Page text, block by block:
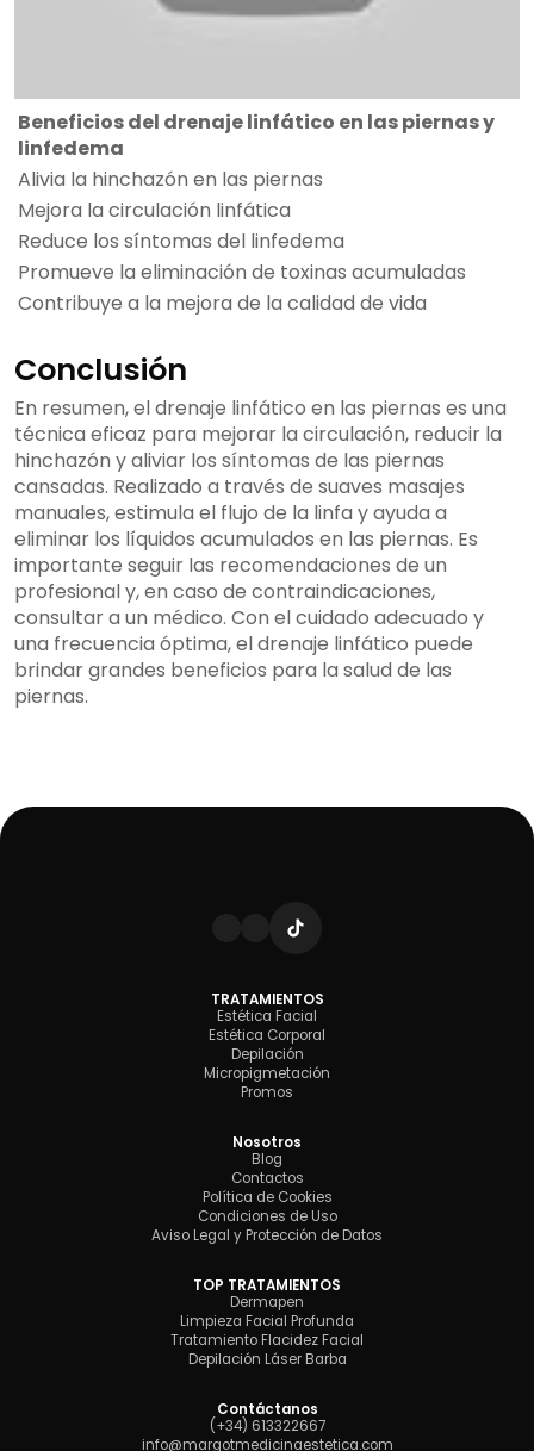
Beneficios del drenaje linfático en las piernas y
linfedema
Alivia la hinchazón en las piernas
Mejora la circulación linfática
Reduce los síntomas del linfedema
Promueve la eliminación de toxinas acumuladas
Contribuye a la mejora de la calidad de vida
Conclusión
En resumen, el drenaje linfático en las piernas es una
técnica eficaz para mejorar la circulación, reducir la
hinchazón y aliviar los síntomas de las piernas
cansadas. Realizado a través de suaves masajes
manuales, estimula el flujo de la linfa y ayuda a
eliminar los líquidos acumulados en las piernas. Es
importante seguir las recomendaciones de un
profesional y, en caso de contraindicaciones,
consultar a un médico. Con el cuidado adecuado y
una frecuencia óptima, el drenaje linfático puede
brindar grandes beneficios para la salud de las
piernas.
TRATAMIENTOS
Estética Facial
Estética Corporal
Depilación
Micropigmetación
Promos
Nosotros
Blog
Contactos
Política de Cookies
Condiciones de Uso
Aviso Legal y Protección de Datos
TOP TRATAMIENTOS
Dermapen
Limpieza Facial Profunda
Tratamiento Flacidez Facial
Depilación Láser Barba
Contáctanos
(+34) 613322667
info@margotmedicinaestetica.com